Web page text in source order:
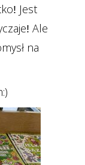
Jest
Ale
na